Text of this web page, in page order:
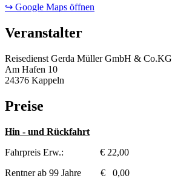
↪ Google Maps öffnen
Veranstalter
Reisedienst Gerda Müller GmbH & Co.KG
Am Hafen 10
24376 Kappeln
Preise
Hin - und Rückfahrt
Fahrpreis Erw.: € 22,00
Rentner ab 99 Jahre € 0,00